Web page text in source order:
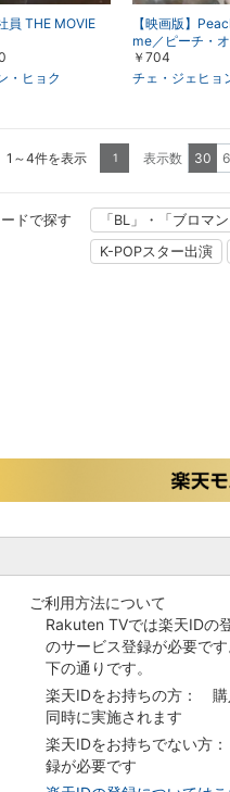
員 THE MOVIE
・ヒョク
【映画版】
me／ピーチ・
イム
￥704
チェ・ジェヒョ
～4件を表示 1 表示数 30
ドで探す 「BL」・「ブロマ
K-POPスター出演
ご利用方法について
Rakuten TVでは楽天IDの
のサービス登録が必要で
下の通りです。
楽天IDをお持ちの方： 購
同時に実施されます
楽天IDをお持ちでない方
録が必要です